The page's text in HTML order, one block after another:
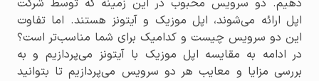
اپل ارائه می‌شوند، اپل موزیک و آیتونز هستند. اما تفاوت
این دو سرویس چیست و کدامیک برای شما مناسب‌تر است؟
در ادامه به مقایسه اپل موزیک با آیتونز می‌پردازیم و به
بررسی مزایا و معایب هر دو سرویس می‌پردازیم تا بتوانید